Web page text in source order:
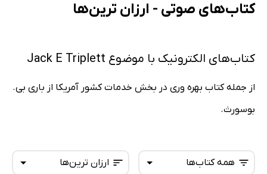
کتاب‌های صوتی - ارزان ترین‌ها
کتاب‌های الکترونیک با موضوع Jack E Triplett
از جمله کتاب بهره وری در بخش خدمات کشور آمریکا از باری بی.
بوسورث.
ارزان ترین‌ها همه کتاب‌ها